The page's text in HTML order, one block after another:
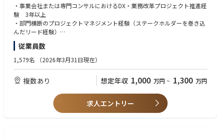
・システム導入・業務改善を全社最適の視点でレビューするガバナンス機
能の確立
・ローカルDX担当のスキルレベルを把握し、マネジメント体制の構築
・DX推進ロードマップを定期的に見直しながら部門横断プロジェクトを継
続推進
・部門横断のデータフロー統合・自動化の方針と、データガバナンスの仕
・社内DXリテラシー向上のための啓発・研修活動
【業務の魅力】
・石油上流オペレーター企業というユニークな事業環境において、DX推進
・事業会社または専門コンサルにおけるDX・業務改革プロジェクト推進経
験 3年以上
・部門横断のプロジェクトマネジメント経験（ステークホルダーを巻き込
んだリード経験）
・データ分析・可視化ツール（Power BI, Excel等）の実務活用経験
・ビジネスレベルの英語力
・エネルギー・製造・インフラ等の事業会社でのIT/DX推進経験
・ERP・HCM等大規模業務システム導入プロジェクトの経験（要件定義・
ベンダー選定含む）
・海外勤務または外資系・グローバル企業でのプロジェクト経験
・ローカル（外国籍）スタッフのマネジメント経験
従業員数
1,579名 （2026年3月31日現在）
複数あり 想定年収 1,000 万円 ~ 1,300 万円
求人エントリー